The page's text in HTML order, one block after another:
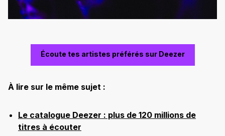
Écoute tes artistes préférés sur Deezer
À lire sur le même sujet :
Le catalogue Deezer : plus de 120 millions de
titres à écouter